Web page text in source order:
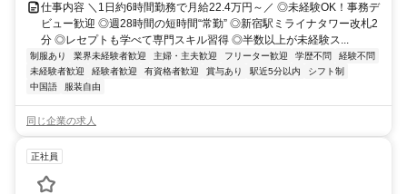
仕事内容 ＼1日約6時間勤務で月給22.4万円～／ ◎未経験OK！事務デ
ビュー歓迎 ◎週28時間の短時間“常勤” ◎新宿駅ミライナタワー改札2
分 ◎レセプトも学べて専門スキル習得 ◎半数以上が未経験ス...
制服あり 業界未経験者歓迎 主婦・主夫歓迎 フリーター歓迎 学歴不問
経験不問
未経験者歓迎
経験者歓迎 有資格者歓迎 賞与あり 駅近5分以内
シフト制
中国語
服装自由
同じ企業の求人
正社員